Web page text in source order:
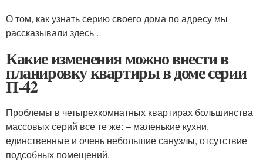
О том, как узнать серию своего дома по адресу мы
рассказывали здесь .
Какие изменения можно внести в
планировку квартиры в доме серии
П-42
Проблемы в четырехкомнатных квартирах большинства
массовых серий все те же: – маленькие кухни,
единственные и очень небольшие санузлы, отсутствие
подсобных помещений.